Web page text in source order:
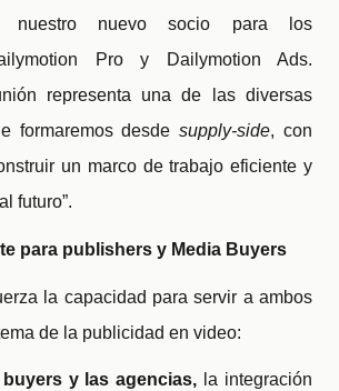
nuestro nuevo socio para los
Pro y Dailymotion Ads.
representa una de las diversas
formaremos desdesupply-side, con
un marco de trabajo eficiente y
futuro”.
para publishers y Media Buyers
la capacidad para servir a ambos
de la publicidad en video:
y las agencias, la integración